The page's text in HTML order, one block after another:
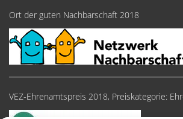
Ort der guten Nachbarschaft 2018
VEZ-Ehrenamtspreis 2018, Preiskategorie: